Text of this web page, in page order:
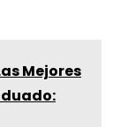
Mejores